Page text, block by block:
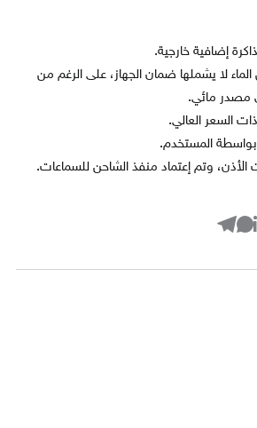
إضافية خارجية.
الماء لا يشملها ضمان الجهاز، على الرغم من
مصدر مائي.
السعر العالي.
بواسطة المستخدم.
الأذن، وتم إعتماد منفذ الشاحن للسماعات.